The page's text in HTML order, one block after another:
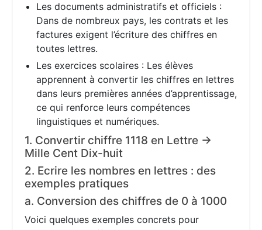
Les documents administratifs et officiels :
Dans de nombreux pays, les contrats et les
factures exigent l’écriture des chiffres en
toutes lettres.
Les exercices scolaires : Les élèves
apprennent à convertir les chiffres en lettres
dans leurs premières années d’apprentissage,
ce qui renforce leurs compétences
linguistiques et numériques.
1. Convertir chiffre 1118 en Lettre →
Mille Cent Dix-huit
2. Ecrire les nombres en lettres : des
exemples pratiques
a. Conversion des chiffres de 0 à 1000
Voici quelques exemples concrets pour